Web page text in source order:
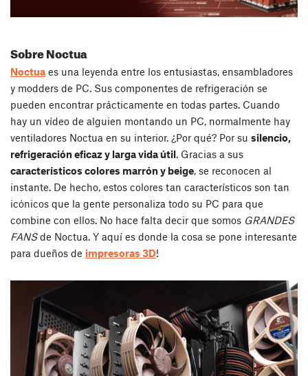
Sobre Noctua
Noctua es una leyenda entre los entusiastas, ensambladores
y modders de PC. Sus componentes de refrigeración se
pueden encontrar prácticamente en todas partes. Cuando
hay un vídeo de alguien montando un PC, normalmente hay
ventiladores Noctua en su interior. ¿Por qué? Por su silencio,
refrigeración eficaz y larga vida útil. Gracias a sus
característicos colores marrón y beige, se reconocen al
instante. De hecho, estos colores tan característicos son tan
icónicos que la gente personaliza todo su PC para que
combine con ellos. No hace falta decir que somos GRANDES
FANSde Noctua. Y aquí es donde la cosa se pone interesante
para dueños de impresoras 3D!